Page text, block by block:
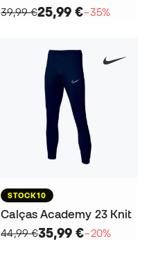
39,99 €25,99 €−35%
STOCK10
Calças Academy 23 Knit
44,99 €35,99 €−20%